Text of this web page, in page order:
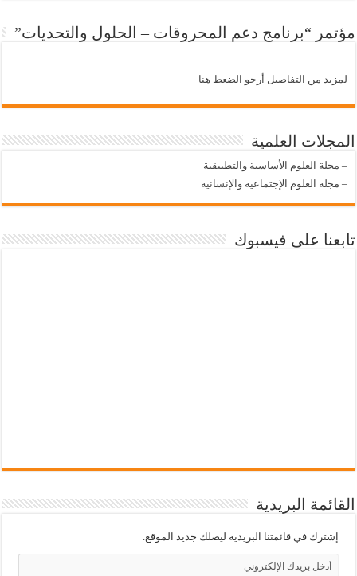
مؤتمر “برنامج دعم المحروقات – الحلول والتحديات”
لمزيد من التفاصيل أرجو الضعط هنا
المجلات العلمية
– مجلة العلوم الأساسية والتطبيقية
– مجلة العلوم الإجتماعية والإنسانية
تابعنا على فيسبوك
القائمة البريدية
إشترك في قائمتنا البريدية ليصلك جديد الموقع.